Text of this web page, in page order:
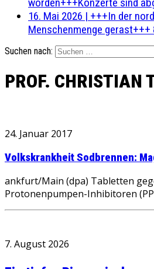
16. Mai 2026 | +++In der
Menschenmenge
Suchen nach:
PROF. CHRISTIAN
24. Januar 2017
Volkskrankheit Sodbrennen:
ankfurt/Main (dpa) Tabletten
Protonenpumpen-Inhibitoren
7. August 2026